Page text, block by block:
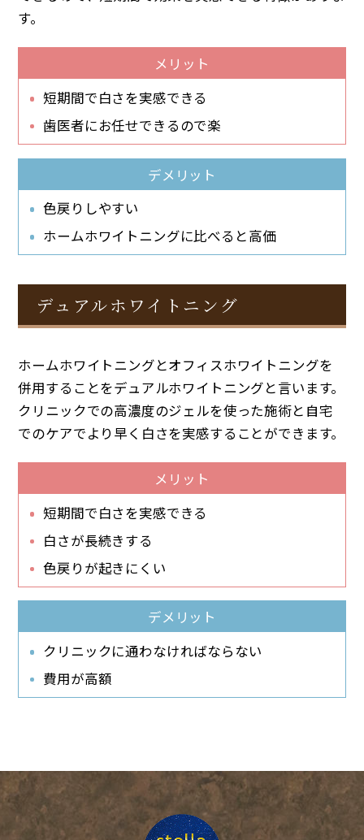
す。
メリット
短期間で白さを実感できる
歯医者にお任せできるので楽
デメリット
色戻りしやすい
ホームホワイトニングに比べると高価
デュアルホワイトニング
ホームホワイトニングとオフィスホワイトニングを
併用することをデュアルホワイトニングと言います。
クリニックでの高濃度のジェルを使った施術と自宅
でのケアでより早く白さを実感することができます。
メリット
短期間で白さを実感できる
白さが長続きする
色戻りが起きにくい
デメリット
クリニックに通わなければならない
費用が高額